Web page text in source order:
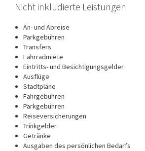
Nicht inkludierte Leistungen
An- und Abreise
Parkgebühren
Transfers
Fahrradmiete
Eintritts- und Besichtigungsgelder
Ausflüge
Stadtpläne
Fährgebühren
Parkgebühren
Reiseversicherungen
Trinkgelder
Getränke
Ausgaben des persönlichen Bedarfs